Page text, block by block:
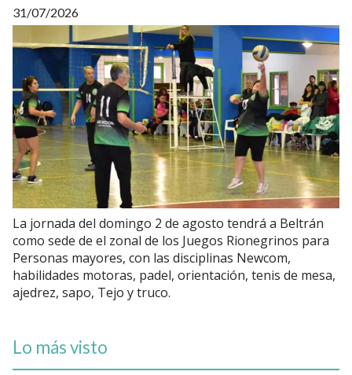
31/07/2026
La jornada del domingo 2 de agosto tendrá a Beltrán
como sede de el zonal de los Juegos Rionegrinos para
Personas mayores, con las disciplinas Newcom,
habilidades motoras, padel, orientación, tenis de mesa,
ajedrez, sapo, Tejo y truco.
Lo más visto